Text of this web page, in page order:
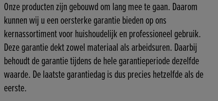
Onze producten zijn gebouwd om lang mee te gaan. Daarom
kunnen wij u een oersterke garantie bieden op ons
kernassortiment voor huishoudelijk en professioneel gebruik.
Deze garantie dekt zowel materiaal als arbeidsuren. Daarbij
behoudt de garantie tijdens de hele garantieperiode dezelfde
waarde. De laatste garantiedag is dus precies hetzelfde als de
eerste.